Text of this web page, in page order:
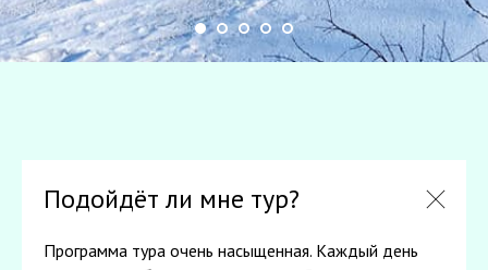
Подойдёт ли мне тур?
Программа тура очень насыщенная. Каждый день